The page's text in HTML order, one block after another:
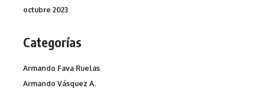
octubre 2023
Categorías
Armando Fava Ruelas
Armando Vásquez A.